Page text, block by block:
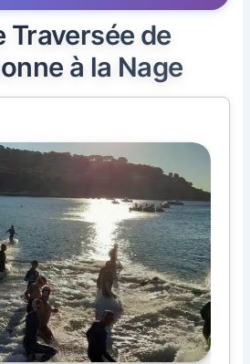
Traversée de
à la Nage